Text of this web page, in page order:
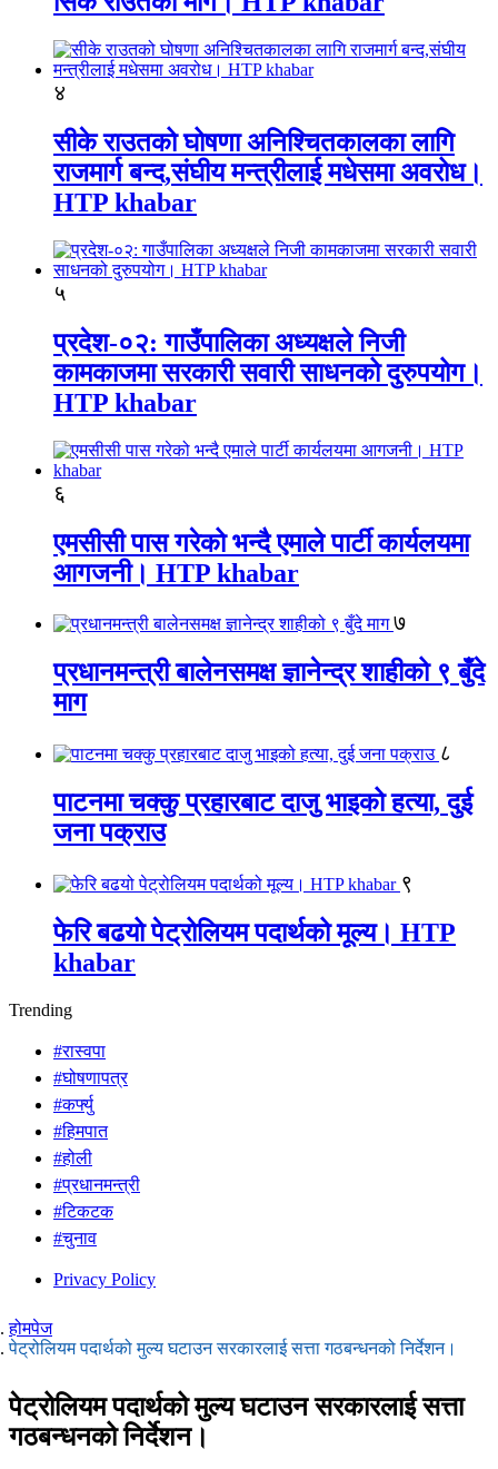
४
सीके राउतको घोषणा अनिश्चितकालका लागि
राजमार्ग बन्द,संघीय मन्त्रीलाई मधेसमा अवरोध।
HTP khabar
५
प्रदेश-०२: गाउँपालिका अध्यक्षले निजी
कामकाजमा सरकारी सवारी साधनको दुरुपयोग।
HTP khabar
६
एमसीसी पास गरेको भन्दै एमाले पार्टी कार्यलयमा
आगजनी। HTP khabar
७
प्रधानमन्त्री बालेनसमक्ष ज्ञानेन्द्र शाहीको ९ बुँदे
माग
८
पाटनमा चक्कु प्रहारबाट दाजु भाइको हत्या, दुई
जना पक्राउ
९
फेरि बढयो पेट्रोलियम पदार्थको मूल्य। HTP
khabar
Trending
#रास्वपा
#घोषणापत्र
#कर्फ्यु
#हिमपात
#होली
#प्रधानमन्त्री
#टिकटक
#चुनाव
Privacy Policy
होमपेज
पेट्रोलियम पदार्थको मुल्य घटाउन सरकारलाई सत्ता गठबन्धनको निर्देशन।
पेट्रोलियम पदार्थको मुल्य घटाउन सरकारलाई सत्ता
गठबन्धनको निर्देशन।